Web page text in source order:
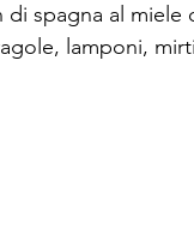
spagna al miele
lamponi,